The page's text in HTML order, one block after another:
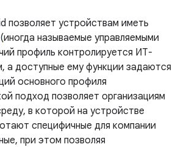
позволяет устройствам иметь
(иногда называемые управляемыми
профиль контролируется ИТ-
а доступные ему функции задаются
основного профиля
подход позволяет организациям
в которой на устройстве
специфичные для компании
при этом позволяя